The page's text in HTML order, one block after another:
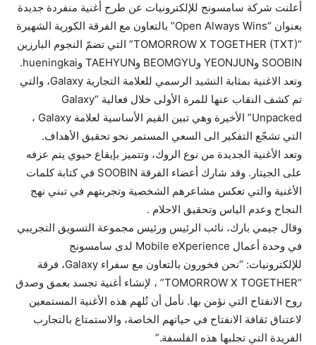
أعلنت شركة سامسونج للإلكترونيات عن طرح أغنية منفردة جديدة
بعنوان “Open Always Wins” بالتعاون مع الفرقة الكورية الشهيرة
“TOMORROW X TOGETHER (TXT)” التي تضمّ النجوم البارزين
SOOBIN وYEONJUN وBEOMGYU وTAEHYUN وhueningkai.
وتعد الاغنية بمثابة النشيد الرسمي للعلامة التجارية Galaxy، والتي
تم كشف النقاب عنها للمرة الأولى خلال فعالية “Galaxy
Unpacked” الأخيرة وهي تبين القيم الأساسية لعلامة Galaxy ،
التي تشجّع التفكير الى السعي المستمر نحو تحقيق الأهداف.
وتعد الأغنية الجديدة من نوع الروك، وتتميز بإيقاع حيوي يتم عزفه
على الجيتار. وقد شارك أعضاء الفرقة SOOBIN في كتابة كلمات
الأغنية والتي تعكس مشاعرهم الشخصية وتجربتهم في تبني نهج
النجاح وعدم الياس وتحقيق الاحلام .
وقال جيمي بارك، نائب الرئيس ورئيس مجموعة التسويق التجريبي
في وحدة أعمال Mobile eXperience لدى سامسونج
للإلكترونيات: “نحن فخورون بالتعاون مع سفراء Galaxy، فرقة
“TOMORROW X TOGETHER” ، لإنشاء أغنية تجسد بعمق وصدق
روح الانفتاح التي نؤمن بها. نأمل أن تُلهم هذه الأغنية المستمعين
لاعتناق ثقافة الانفتاح في حياتهم الخاصة، والاستمتاع بالتجارب
الفريدة التي تجلبها هذه الفلسفة.”